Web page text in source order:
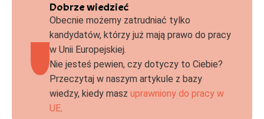
Dobrze wiedzieć
Obecnie możemy zatrudniać tylko
kandydatów, którzy już mają prawo do pracy
w Unii Europejskiej.
Nie jesteś pewien, czy dotyczy to Ciebie?
Przeczytaj w naszym artykule z bazy
wiedzy, kiedy masz uprawniony do pracy w
UE.